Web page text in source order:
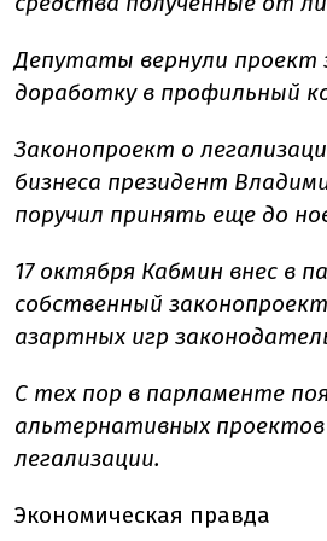
Депутаты вернули проект
доработку в профильный
Законопроект о
бизнеса президент
поручил принять еще до
17 октября Кабмин внес в
собственный
азартных игр
С тех пор в парламенте
альтернативных проектов
легализации.
Экономическая правда